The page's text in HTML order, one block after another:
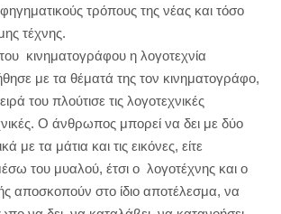
τρόπους της νέας και τόσο
τέχνης.
κινηματογράφου η λογοτεχνία
με τα θέματά της τον κινηματογράφο,
του πλούτισε τις λογοτεχνικές
Ο άνθρωπος μπορεί να δει με δύο
με τα μάτια και τις εικόνες, είτε
του μυαλού, έτσι ο λογοτέχνης και ο
αποσκοπούν στο ίδιο αποτέλεσμα, να